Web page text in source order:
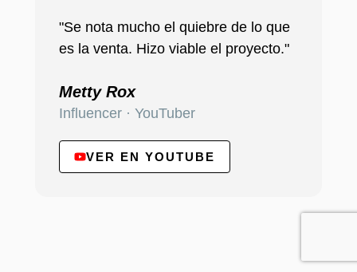
"Se nota mucho el quiebre de lo que
es la venta. Hizo viable el proyecto."
Metty Rox
Influencer · YouTuber
VER EN YOUTUBE